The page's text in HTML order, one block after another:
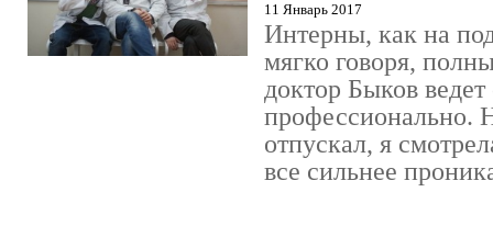
11 Январь 2017
Интерны, как на
мягко говоря,
доктор Быков ведет
профессионально.
отпускал, я
все сильнее